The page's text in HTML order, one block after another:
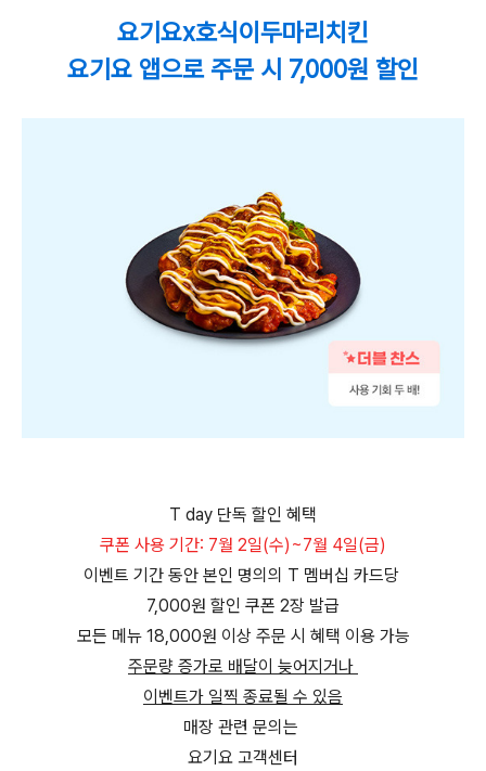
요기요x호식이두마리치킨
요기요 앱으로 주문 시 7,000원 할인
T day 단독 할인 혜택
쿠폰 사용 기간: 7월 2일(수)~7월 4일(금)
이벤트 기간 동안 본인 명의의 T 멤버십 카드당
7,000원 할인 쿠폰 2장 발급
모든 메뉴 18,000원 이상 주문 시 혜택 이용 가능
주문량 증가로 배달이 늦어지거나
이벤트가 일찍 종료될 수 있음
매장 관련 문의는
요기요 고객센터